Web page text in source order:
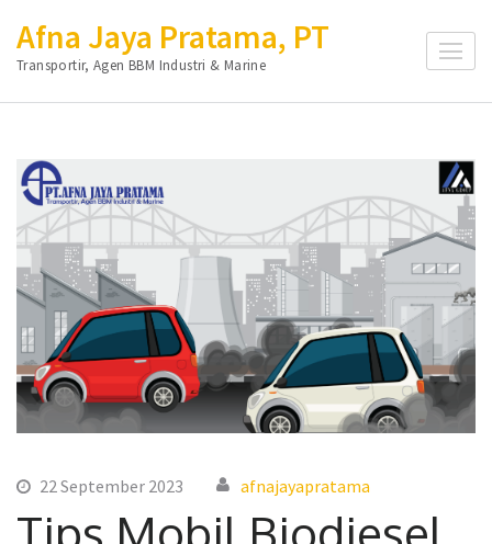
ke
konten
(Tekan
Afna Jaya Pratama, PT
Transportir, Agen BBM Industri & Marine
22 September 2023 afnajayapratama